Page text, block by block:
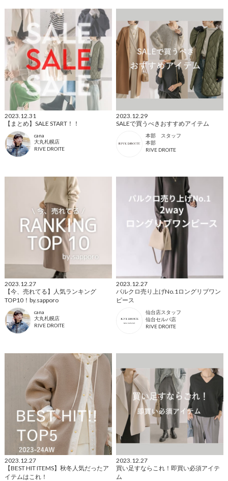
2023.12.31
【まとめ】SALE START！！
cana
大丸札幌店
RIVE DROITE
2023.12.29
SALEで買うべきおすすめアイテム
本部 スタッフ
本部
RIVE DROITE
2023.12.27
【今、売れてる】人気ランキング
TOP10！by.sapporo
cana
大丸札幌店
RIVE DROITE
2023.12.27
パルクロ売り上げNo.1ロングリブワン
ピース
仙台店スタッフ
仙台セルバ店
RIVE DROITE
2023.12.27
【BEST HIT ITEMS】秋冬人気だったア
イテムはこれ！
2023.12.27
買い足すならこれ！即買い必須アイテ
ム